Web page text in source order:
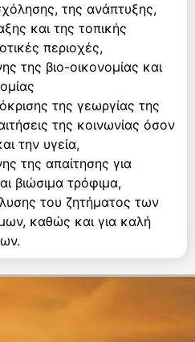
της ανάπτυξης,
και της τοπικής
περιοχές,
της βιο-οικονομίας και
της γεωργίας της
της κοινωνίας όσον
την υγεία,
της απαίτησης για
βιώσιμα τρόφιμα,
του ζητήματος των
καθώς και για καλή